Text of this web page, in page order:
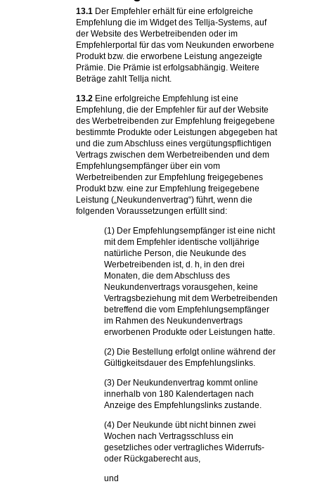
13.1 Der Empfehler erhält für eine erfolgreiche
Empfehlung die im Widget des Tellja-Systems, auf
der Website des Werbetreibenden oder im
Empfehlerportal für das vom Neukunden erworbene
Produkt bzw. die erworbene Leistung angezeigte
Prämie. Die Prämie ist erfolgsabhängig. Weitere
Beträge zahlt Tellja nicht.
13.2 Eine erfolgreiche Empfehlung ist eine
Empfehlung, die der Empfehler für auf der Website
des Werbetreibenden zur Empfehlung freigegebene
bestimmte Produkte oder Leistungen abgegeben hat
und die zum Abschluss eines vergütungspflichtigen
Vertrags zwischen dem Werbetreibenden und dem
Empfehlungsempfänger über ein vom
Werbetreibenden zur Empfehlung freigegebenes
Produkt bzw. eine zur Empfehlung freigegebene
Leistung („Neukundenvertrag“) führt, wenn die
folgenden Voraussetzungen erfüllt sind:
(1) Der Empfehlungsempfänger ist eine nicht
mit dem Empfehler identische volljährige
natürliche Person, die Neukunde des
Werbetreibenden ist, d. h, in den drei
Monaten, die dem Abschluss des
Neukundenvertrags vorausgehen, keine
Vertragsbeziehung mit dem Werbetreibenden
betreffend die vom Empfehlungsempfänger
im Rahmen des Neukundenvertrags
erworbenen Produkte oder Leistungen hatte.
(2) Die Bestellung erfolgt online während der
Gültigkeitsdauer des Empfehlungslinks.
(3) Der Neukundenvertrag kommt online
innerhalb von 180 Kalendertagen nach
Anzeige des Empfehlungslinks zustande.
(4) Der Neukunde übt nicht binnen zwei
Wochen nach Vertragsschluss ein
gesetzliches oder vertragliches Widerrufs-
oder Rückgaberecht aus,
und